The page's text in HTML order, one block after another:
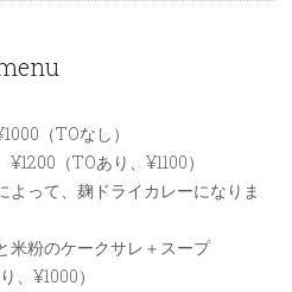
（TOなし）
（TOあり、¥1100）
よって、麹ドライカレーになりま
米粉のケークサレ＋スープ
、¥1000）